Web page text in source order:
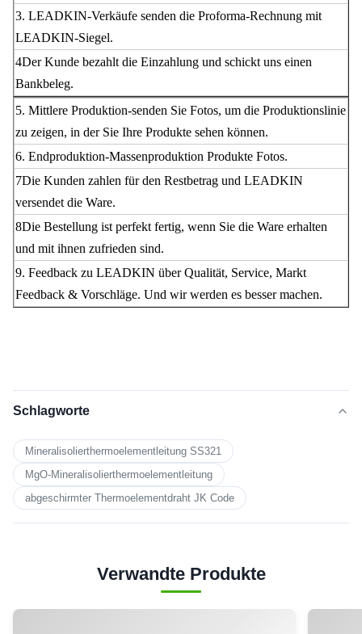
3. LEADKIN-Verkäufe senden die Proforma-Rechnung mit
LEADKIN-Siegel.
4Der Kunde bezahlt die Einzahlung und schickt uns einen
Bankbeleg.
5. Mittlere Produktion-senden Sie Fotos, um die Produktionslinie
zu zeigen, in der Sie Ihre Produkte sehen können.
6. Endproduktion-Massenproduktion Produkte Fotos.
7Die Kunden zahlen für den Restbetrag und LEADKIN
versendet die Ware.
8Die Bestellung ist perfekt fertig, wenn Sie die Ware erhalten
und mit ihnen zufrieden sind.
9. Feedback zu LEADKIN über Qualität, Service, Markt
Feedback & Vorschläge. Und wir werden es besser machen.
Schlagworte
Mineralisolierthermoelementleitung SS321
MgO-Mineralisolierthermoelementleitung
abgeschirmter Thermoelementdraht JK Code
Verwandte Produkte